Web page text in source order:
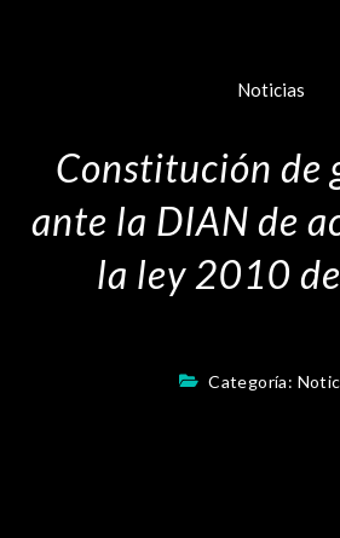
Noticias
Constitución de
ante la DIAN de
la ley 2010
Categoría: